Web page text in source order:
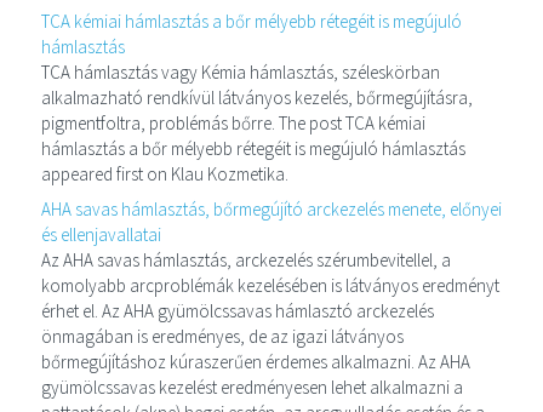
TCA kémiai hámlasztás a bőr mélyebb rétegéit is megújuló
hámlasztás
TCA hámlasztás vagy Kémia hámlasztás, széleskörban
alkalmazható rendkívül látványos kezelés, bőrmegújításra,
pigmentfoltra, problémás bőrre. The post TCA kémiai
hámlasztás a bőr mélyebb rétegéit is megújuló hámlasztás
appeared first on Klau Kozmetika.
AHA savas hámlasztás, bőrmegújító arckezelés menete, előnyei
és ellenjavallatai
Az AHA savas hámlasztás, arckezelés szérumbevitellel, a
komolyabb arcproblémák kezelésében is látványos eredményt
érhet el. Az AHA gyümölcssavas hámlasztó arckezelés
önmagában is eredményes, de az igazi látványos
bőrmegújításhoz kúraszerűen érdemes alkalmazni. Az AHA
gyümölcssavas kezelést eredményesen lehet alkalmazni a